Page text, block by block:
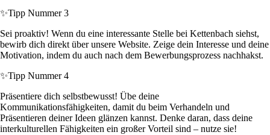
✨Tipp Nummer 3
Sei proaktiv! Wenn du eine interessante Stelle bei Kettenbach siehst,
bewirb dich direkt über unsere Website. Zeige dein Interesse und deine
Motivation, indem du auch nach dem Bewerbungsprozess nachhakst.
✨Tipp Nummer 4
Präsentiere dich selbstbewusst! Übe deine
Kommunikationsfähigkeiten, damit du beim Verhandeln und
Präsentieren deiner Ideen glänzen kannst. Denke daran, dass deine
interkulturellen Fähigkeiten ein großer Vorteil sind – nutze sie!